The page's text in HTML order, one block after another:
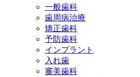
一般歯科
歯周病治療
矯正歯科
予防歯科
インプラント
入れ歯
審美歯科